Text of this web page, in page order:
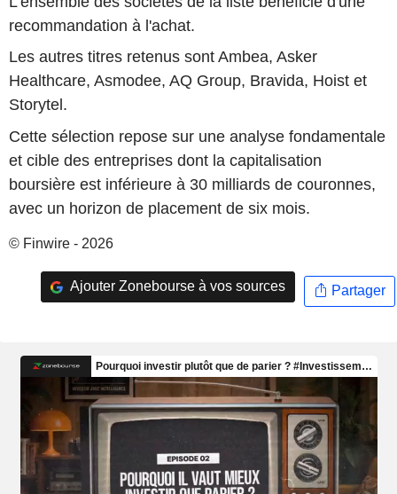
recommandation à l'achat.
Les autres titres retenus sont Ambea, Asker
Healthcare, Asmodee, AQ Group, Bravida, Hoist et
Storytel.
Cette sélection repose sur une analyse fondamentale
et cible des entreprises dont la capitalisation
boursière est inférieure à 30 milliards de couronnes,
avec un horizon de placement de six mois.
© Finwire - 2026
Ajouter Zonebourse à vos sources Partager